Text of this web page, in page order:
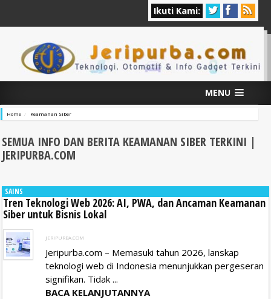
Ikuti Kami:
MENU
Home Keamanan Siber
SEMUA INFO DAN BERITA KEAMANAN SIBER TERKINI |
JERIPURBA.COM
SAINS
Tren Teknologi Web 2026: AI, PWA, dan Ancaman Keamanan
Siber untuk Bisnis Lokal
JERIPURBA.COM
Jeripurba.com – Memasuki tahun 2026, lanskap
teknologi web di Indonesia menunjukkan pergeseran
signifikan. Tidak ...
BACA KELANJUTANNYA